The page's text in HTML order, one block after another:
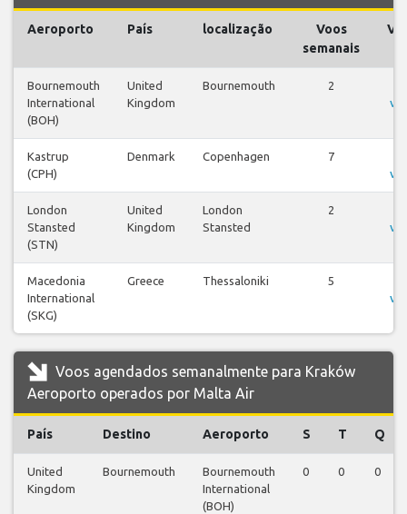
Aeroporto País localização
Voos
semanais
Bournemouth
International
(BOH)
United
Kingdom
Bournemouth 2
Kastrup
(CPH)
Denmark Copenhagen 7
London
Stansted
(STN)
United
Kingdom
London
Stansted
2
Macedonia
International
(SKG)
Greece Thessaloniki 5
Voos agendados semanalmente para Kraków
Aeroporto operados por Malta Air
País Destino Aeroporto S T Q
United
Kingdom
Bournemouth
Bournemouth
International
(BOH)
0 0 0